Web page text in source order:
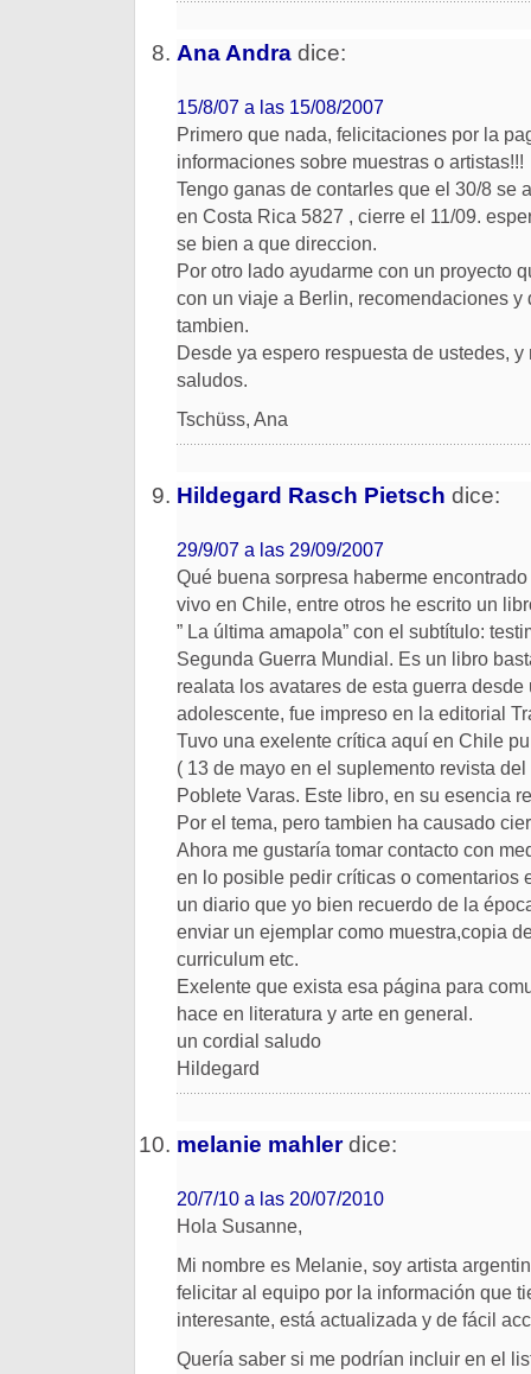
Ana Andradice:
15/8/07 a las 15/08/2007
Primero que nada, felicitaciones por la
informaciones sobre muestras o artistas!!!
Tengo ganas de contarles que el 30/8 se
en Costa Rica 5827 , cierre el 11/09.
se bien a que direccion.
Por otro lado ayudarme con un proyecto
con un viaje a Berlin, recomendaciones
tambien.
Desde ya espero respuesta de ustedes,
saludos.
Tschüss, Ana
Hildegard Rasch Pietsch dice:
29/9/07 a las 29/09/2007
Qué buena sorpresa haberme
vivo en Chile, entre otros he escrito un
” La última amapola” con el subtítulo:
Segunda Guerra Mundial. Es un libro
realata los avatares de esta guerra
adolescente, fue impreso en la editorial
Tuvo una exelente crítica aquí en Chile
( 13 de mayo en el suplemento revista
Poblete Varas. Este libro, en su esencia
Por el tema, pero tambien ha causado
Ahora me gustaría tomar contacto con
en lo posible pedir críticas o comentarios
un diario que yo bien recuerdo de la
enviar un ejemplar como muestra,copia
curriculum etc.
Exelente que exista esa página para
hace en literatura y arte en general.
un cordial saludo
Hildegard
melanie mahlerdice:
20/7/10 a las 20/07/2010
Hola Susanne,
Mi nombre es Melanie, soy artista
felicitar al equipo por la información que
interesante, está actualizada y de fácil
Quería saber si me podrían incluir en el